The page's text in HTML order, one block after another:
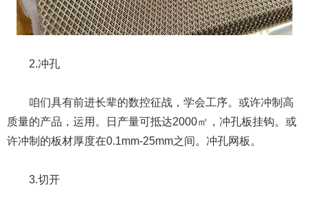
2.冲孔
咱们具有前进长辈的数控征战，学会工序。或许冲制高
质量的产品，运用。日产量可抵达2000㎡，冲孔板挂钩。或
许冲制的板材厚度在0.1mm-25mm之间。冲孔网板。
3.切开